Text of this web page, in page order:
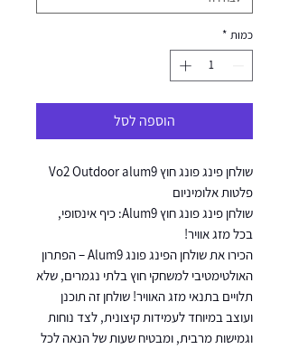
כמות *
הוספה לסל
שולחן פינג פונג חוץ Vo2 Outdoor alum9
פלטות אלומיניום
שולחן פינג פונג חוץ Alum9: כיף אינסופי,
בכל מזג אוויר!
הכירו את שולחן הפינג פונג Alum9 – הפתרון
האולטימטיבי למשחקי חוץ בלתי נגמרים, שלא
תלויים בתנאי מזג האוויר! שולחן זה תוכנן
ועוצב במיוחד לעמידות קיצונית, לצד נוחות
וגמישות מרבית, ומבטיח שעות של הנאה לכל